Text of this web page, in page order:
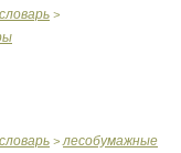
>
> лесобумажные